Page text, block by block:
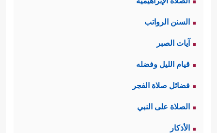
السنن الرواتب
آيات الصبر
قيام الليل وفضله
فضائل صلاة الفجر
الصلاة على النبي
الأذكار